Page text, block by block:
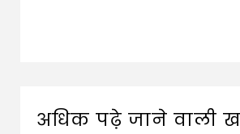
अधिक पढ़े जाने वाली